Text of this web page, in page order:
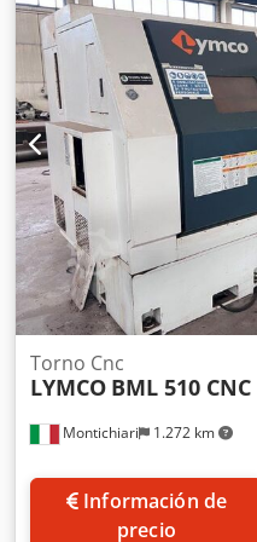
exhaustivamente. Por lo
posibles causas de los
La venta se realiza como
cualquier garantía para los
como para posibles
Montichiari 1.272 km
Torno Cnc
LYMCO BML 510
Información de
precio